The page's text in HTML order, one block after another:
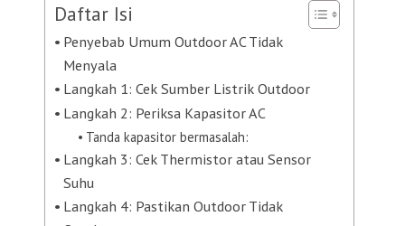
Daftar Isi
Penyebab Umum Outdoor AC Tidak
Menyala
Langkah 1: Cek Sumber Listrik Outdoor
Langkah 2: Periksa Kapasitor AC
Tanda kapasitor bermasalah:
Langkah 3: Cek Thermistor atau Sensor
Suhu
Langkah 4: Pastikan Outdoor Tidak